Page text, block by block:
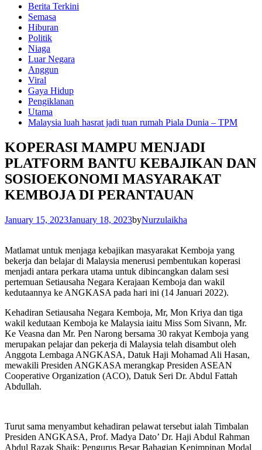
Berita Terkini
Semasa
Hiburan
Politik
Niaga
Luar Negara
Anggun
Viral
Gaya Hidup
Pengiklanan
Utama
Malaysia luah hasrat jadi tuan rumah Piala Dunia – TPM
KOPERASI MAMPU MENJADI
PLATFORM BANTU KEBAJIKAN DAN
SOSIOEKONOMI MASYARAKAT
KEMBOJA DI PERANTAUAN
January 15, 2023January 18, 2023byNurzulaikha
Matlamat untuk menjaga kebajikan masyarakat Kemboja yang
bekerja dan belajar di Malaysia menerusi pembentukan koperasi
menjadi antara perkara utama untuk dibincangkan dalam sesi
pertemuan Setiausaha Negara Kerajaan Kemboja dan wakil
kedutaannya ke ANGKASA pada hari ini (14 Januari 2022).
Kehadiran Setiausaha Negara Kemboja, Mr, Mon Kriya dan tiga
wakil kedutaan Kemboja ke Malaysia iaitu Miss Som Sivann, Mr.
Ke Veasna dan Mr. Pen Narong bersama 30 rakyat Kemboja yang
merupakan pelajar dan pekerja di Malaysia telah disambut oleh
Anggota Lembaga ANGKASA, Datuk Haji Mohamad Ali Hasan,
mewakili Presiden ANGKASA merangkap Presiden ASEAN
Cooperative Organization (ACO), Datuk Seri Dr. Abdul Fattah
Abdullah.
Turut sama menyambut kehadiran pelawat tersebut ialah Timbalan
Presiden ANGKASA, Prof. Madya Dato’ Dr. Haji Abdul Rahman
Abdul Razak Shaik; Pengurus Besar Bahagian Kepimpinan Modal